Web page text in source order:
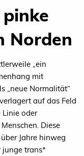
Norden
„ein
mit
„neue Normalität“
auf das Feld
Linie oder
Diese
Jahre hinweg
junge trans*